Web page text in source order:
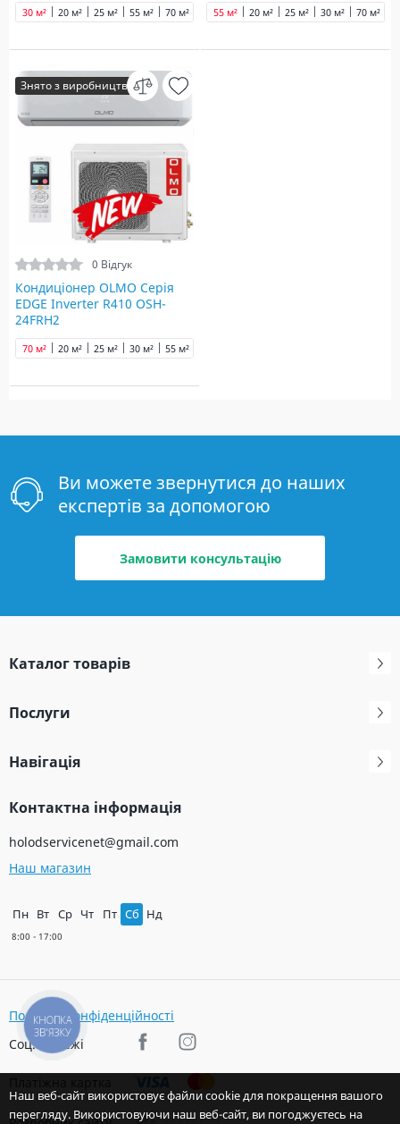
20 м² 25 м²
30 м² 55 м² 70 м² 20 м² 25 м² 30 м²
55 м² 70 м²
Знято з виробництва
0 Відгук
Кондиціонер OLMO Серія
EDGE Inverter R410 OSH-
24FRH2
20 м² 25 м² 30 м² 55 м²
70 м²
Ви можете звернутися до наших
експертів за допомогою
Замовити консультацію
Каталог товарів
Послуги
Навігація
Контактна інформація
holodservicenet@gmail.com
Наш магазин
Пн Вт Ср Чт Пт Сб Нд
Політика конфіденційності
Соц. мережі
Наш веб-сайт використовує файли cookie для покращення вашого
перегляду. Використовуючи наш веб-сайт, ви погоджуєтесь на
КНОПКА
ЗВ'ЯЗКУ